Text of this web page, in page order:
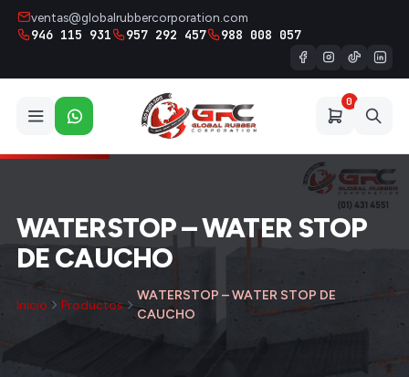
ventas@globalrubbercorporation.com
946 115 931 957 292 457 988 008 057
0
WATERSTOP – WATER STOP
DE CAUCHO
Inicio Productos
WATERSTOP – WATER STOP DE
CAUCHO